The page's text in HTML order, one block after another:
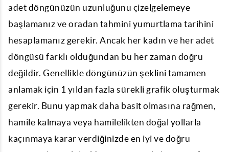
adet döngünüzün uzunluğunu çizelgelemeye
başlamanız ve oradan tahmini yumurtlama tarihini
hesaplamanız gerekir. Ancak her kadın ve her adet
döngüsü farklı olduğundan bu her zaman doğru
değildir. Genellikle döngünüzün şeklini tamamen
anlamak için 1 yıldan fazla sürekli grafik oluşturmak
gerekir. Bunu yapmak daha basit olmasına rağmen,
hamile kalmaya veya hamilelikten doğal yollarla
kaçınmaya karar verdiğinizde en iyi ve doğru